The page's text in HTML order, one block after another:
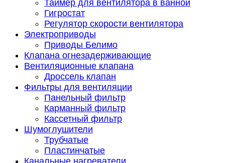
Таймер для вентилятора в ванной
Гигростат
Регулятор скорости вентилятора
Электроприводы
Приводы Белимо
Клапана огнезадерживающие
Вентиляционные клапана
Дроссель клапан
Фильтры для вентиляции
Панельный фильтр
Карманный фильтр
Кассетный фильтр
Шумоглушители
Трубчатые
Пластинчатые
Канальные нагреватели